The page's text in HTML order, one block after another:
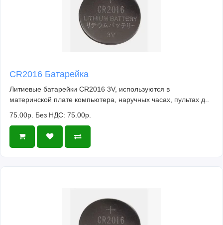
CR2016 Батарейка
Литиевые батарейки CR2016 3V, используются в
материнской плате компьютера, наручных часах, пультах д..
75.00р. Без НДС: 75.00р.